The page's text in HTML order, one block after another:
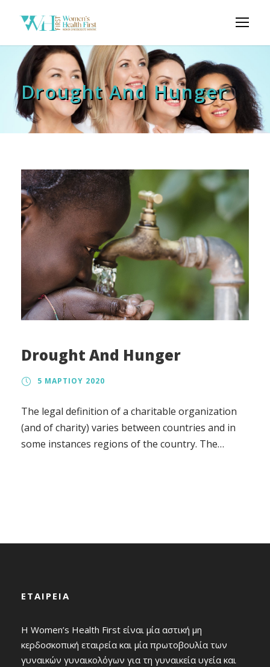
Drought And Hunger
Drought And Hunger
5 ΜΑΡΤΊΟΥ 2020
The legal definition of a charitable organization
(and of charity) varies between countries and in
some instances regions of the country. The
ΕΤΑΙΡΕΙΑ
Η Women’s Health First είναι μία αστική μη
κερδοσκοπική εταιρεία και μία πρωτοβουλία των
γυναικών γυναικολόγων για τη γυναικεία υγεία και